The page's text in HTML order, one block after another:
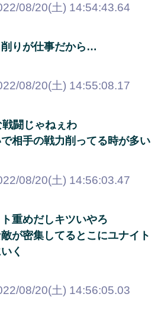
08/20(土) 14:54:43.64
りが仕事だから…
08/20(土) 14:55:08.17
闘じゃねぇわ
相手の戦力削ってる時が多い
08/20(土) 14:56:03.47
重めだしキツいやろ
が密集してるとこにユナイト
く
08/20(土) 14:56:05.03